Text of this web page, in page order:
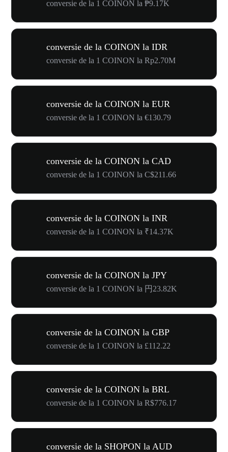
conversie de la 1 COINON la ₱9.17K
conversie de la COINON la IDR
conversie de la 1 COINON la Rp2.70M
conversie de la COINON la EUR
conversie de la 1 COINON la €130.79
conversie de la COINON la CAD
conversie de la 1 COINON la C$211.66
conversie de la COINON la INR
conversie de la 1 COINON la ₹14.37K
conversie de la COINON la JPY
conversie de la 1 COINON la 円23.82K
conversie de la COINON la GBP
conversie de la 1 COINON la £112.22
conversie de la COINON la BRL
conversie de la 1 COINON la R$776.17
conversie de la SHOPON la AUD